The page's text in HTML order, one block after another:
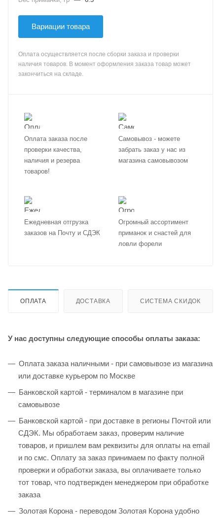
Вариации товара
Оплата осуществляется после сборки заказа и проверки
наличия товаров. В момент оформления заказа товар может
закончиться на складе.
Оплата заказа после
проверки качества,
наличия и резерва
товаров!
Самовывоз - можете
забрать заказ у нас из
магазина самовывозом
Ежедневная отгрузка
заказов на Почту и СДЭК
Огромный ассортимент
приманок и снастей для
ловли форели
ОПЛАТА ДОСТАВКА СИСТЕМА СКИДОК
У нас доступны следующие способы оплаты заказа:
Оплата заказа наличными - при самовывозе из магазина
или доставке курьером по Москве
Банковской картой - терминалом в магазине при
самовывозе
Банковской картой - при доставке в регионы Почтой или
СДЭК. Мы обработаем заказ, проверим наличие
товаров, и пришлем вам реквизиты для оплаты на email
и по смс. Оплату за заказ принимаем по факту полной
проверки и обработки заказа, вы оплачиваете только
тот товар, что подтвержден менеджером при обработке
заказа
Золотая Корона - переводом Золотая Корона удобно